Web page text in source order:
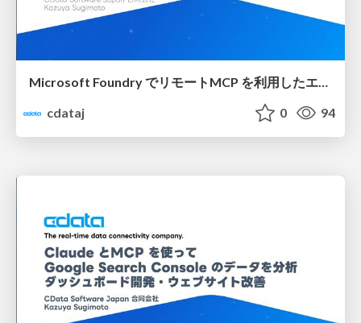
Microsoft Foundry でリモートMCP を利用したエージェントを開発する際のポイント：CData Connect AI
cdataj
0 94